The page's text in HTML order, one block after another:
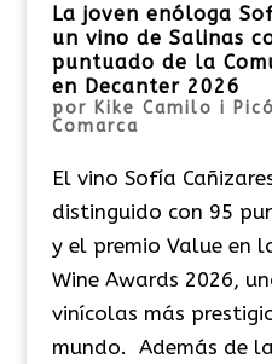
La joven enóloga
un vino de Salinas
puntuado de la
en Decanter 2026
por Kike Camilo i Picó
Comarca
El vino Sofía
distinguido con 95
y el premio Value en
Wine Awards 2026,
vinícolas más
mundo. Además de